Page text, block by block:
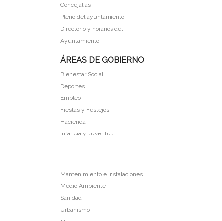
Concejalias
Pleno del ayuntamiento
Directorio y horarios del
Ayuntamiento
ÁREAS DE GOBIERNO
Bienestar Social
Deportes
Empleo
Fiestas y Festejos
Hacienda
Infancia y Juventud
Mantenimiento e Instalaciones
Medio Ambiente
Sanidad
Urbanismo